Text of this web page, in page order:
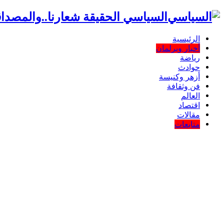
السياسي الحقيقة
الرئيسية
أخبار وبرلمان
رياضة
حوادث
أزهر وكنيسة
فن وثقافة
العالم
اقتصاد
مقالات
متابعات